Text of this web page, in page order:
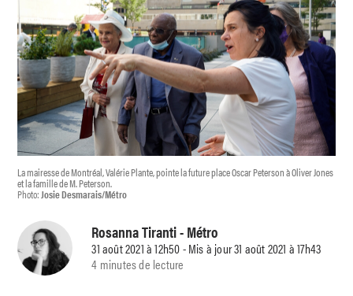
La mairesse de Montréal, Valérie Plante, pointe la future place Oscar Peterson à Oliver Jones
et la famille de M. Peterson.
Photo:Josie Desmarais/Métro
Rosanna Tiranti- Métro
31 août 2021 à 12h50 - Mis à jour 31 août 2021 à 17h43
4 minutes de lecture